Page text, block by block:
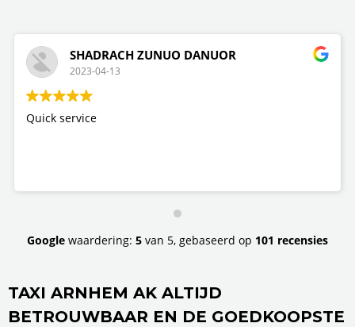
SHADRACH ZUNUO DANUOR
2023-04-13
Quick service
Google waardering: 5 van 5, gebaseerd op 101 recensies
TAXI ARNHEM AK ALTIJD
BETROUWBAAR EN DE GOEDKOOPSTE